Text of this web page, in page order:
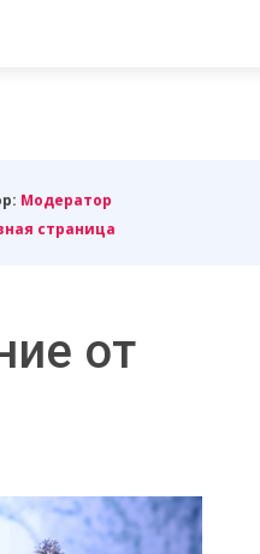
Модератор
страница
от